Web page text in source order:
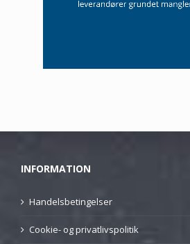
INFORMATION
Handelsbetingelser
Cookie- og privatlivspolitik